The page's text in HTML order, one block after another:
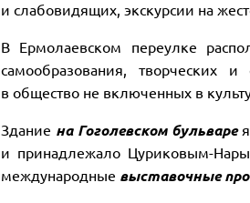
и слабовидящих, экскурсии на
В Ермолаевском переулке
самообразования, творческих и
в общество не включенных в
Здание на Гоголевском бульваре
и принадлежало Цуриковым-
международные выставочные